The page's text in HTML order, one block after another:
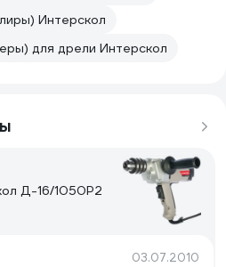
Интерскол
для дрели Интерскол
Д-16/1050Р2
03.07.2010